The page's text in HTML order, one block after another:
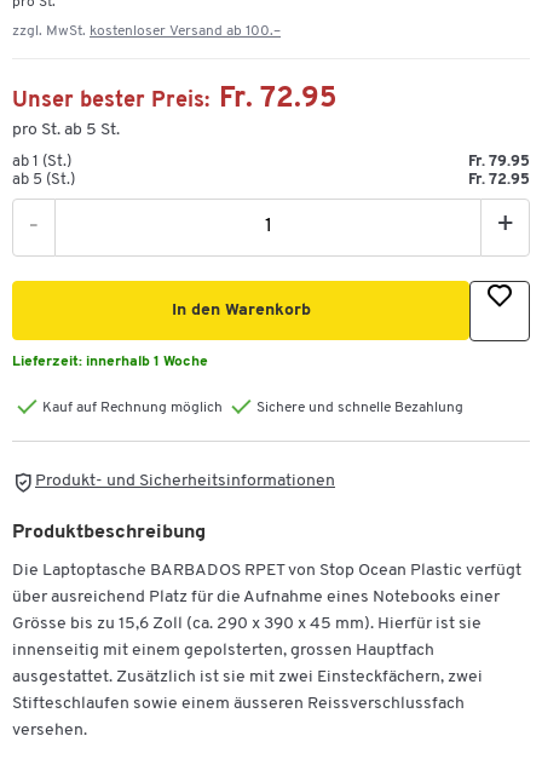
zzgl. MwSt. kostenloser Versand ab 100.–
Unser bester Preis: Fr. 72.95
pro St. ab 5 St.
ab 1 (St.)
Fr. 79.95
ab 5 (St.)
Fr. 72.95
- +
In den Warenkorb
Lieferzeit: innerhalb 1 Woche
Kauf auf Rechnung möglich Sichere und schnelle Bezahlung
Produkt- und Sicherheitsinformationen
Produktbeschreibung
Die Laptoptasche BARBADOS RPET von Stop Ocean Plastic verfügt
über ausreichend Platz für die Aufnahme eines Notebooks einer
Grösse bis zu 15,6 Zoll (ca. 290 x 390 x 45 mm). Hierfür ist sie
innenseitig mit einem gepolsterten, grossen Hauptfach
ausgestattet. Zusätzlich ist sie mit zwei Einsteckfächern, zwei
Stifteschlaufen sowie einem äusseren Reissverschlussfach
versehen.